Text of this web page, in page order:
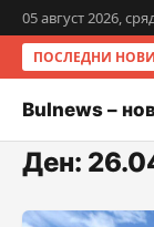
05 август 2026,
ПОСЛЕДНИ
Bulnews –
Ден: